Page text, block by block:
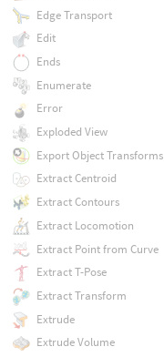
Edge Transport
Edit
Ends
Enumerate
Error
Exploded View
Export Object Transforms
Extract Centroid
Extract Contours
Extract Locomotion
Extract Point from Curve
Extract T-Pose
Extract Transform
Extrude
Extrude Volume